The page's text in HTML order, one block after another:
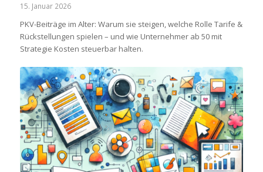
15. Januar 2026
PKV-Beiträge im Alter: Warum sie steigen, welche Rolle Tarife &
Rückstellungen spielen – und wie Unternehmer ab 50 mit
Strategie Kosten steuerbar halten.